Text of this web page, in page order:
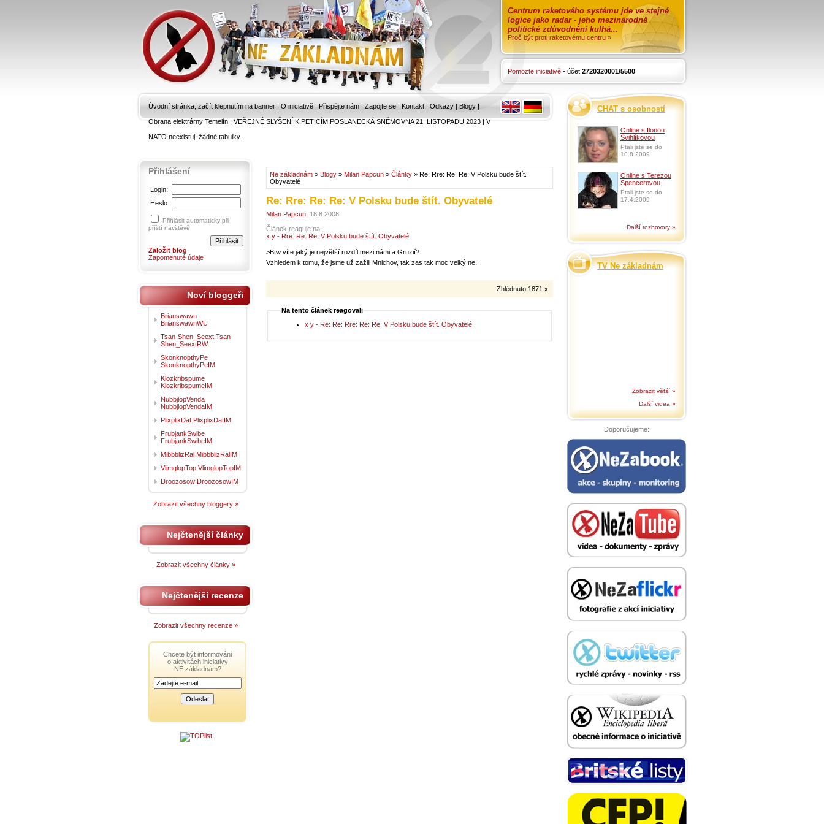
Centrum raketového systému jde ve stejné
logice jako radar - jeho mezinárodně
politické zdůvodnění kulhá...
Proč být proti raketovému centru »
Pomozte iniciativě - účet 2720320001/5500
Úvodní stránka, začít klepnutím na banner | O iniciativě | Přispějte nám | Zapojte se | Kontakt | Odkazy | Blogy |
Obrana elektrárny Temelín|VEŘEJNÉ SLYŠENÍ K PETICÍM POSLANECKÁ SNĚMOVNA 21. LISTOPADU 2023|V
NATO neexistují žádné tabulky.
Ne základnám » Blogy » Milan Papcun » Články » Re: Rre: Re: Re: V Polsku bude štít.
Obyvatelé
Re: Rre: Re: Re: V Polsku bude štít. Obyvatelé
Milan Papcun , 18.8.2008
Článek reaguje na:
x y - Rre: Re: Re: V Polsku bude štít. Obyvatelé
>Btw víte jaký je největší rozdíl mezi námi a Gruzií?
Vzhledem k tomu, že jsme už zažili Mnichov, tak zas tak moc velký ne.
Zhlédnuto 1871 x
Na tento článek reagovali
x y - Re: Re: Rre: Re: Re: V Polsku bude štít. Obyvatelé
Přihlášení
Login:
Heslo:
Přihlásit automaticky při
příští návštěvě.
Založit blog
Zapomenuté údaje
Noví bloggeři
Brianswawn
BrianswawnWU
Tsan-Shen_Seext Tsan-
Shen_SeextRW
SkonknopthyPe
SkonknopthyPeIM
Klozkribspume
KlozkribspumeIM
NubbjlopVenda
NubbjlopVendaIM
PlixplixDat PlixplixDatIM
FrubjankSwibe
FrubjankSwibeIM
MibbblizRal MibbblizRalIM
VlimglopTop VlimglopTopIM
Droozosow DroozosowIM
Zobrazit všechny bloggery »
Nejčtenější články
Zobrazit všechny články »
Nejčtenější recenze
Zobrazit všechny recenze »
Chcete být informováni
o aktivitách iniciativy
NE základnám?
CHAT s osobností
Online s Ilonou
Švihlíkovou
Ptali jste se do
10.8.2009
Online s Terezou
Spencerovou
Ptali jste se do
17.4.2009
Další rozhovory »
TV Ne základnám
Zobrazit větší »
Další videa »
Doporučujeme: